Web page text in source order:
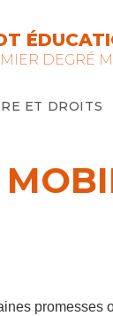
DEGRÉ
ET DROITS
promesses